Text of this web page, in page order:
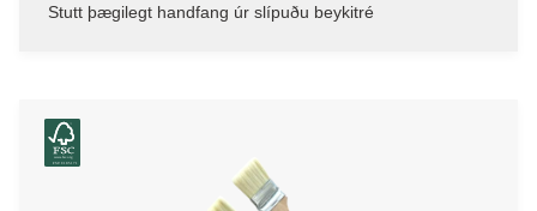
Stutt þægilegt handfang úr slípuðu beykitré